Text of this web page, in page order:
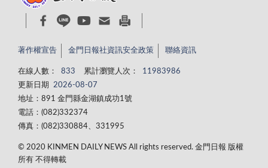
著作權宣告 金門日報社資訊安全政策 聯絡資訊
在線人數： 833 累計瀏覽人次：
11983986
更新日期
2026-08-07
地址：891 金門縣金湖鎮成功1號
電話：(082)332374
傳真：(082)330884、331995
© 2020 KINMEN DAILY NEWS All rights reserved. 金門日報 版權
所有 不得轉載